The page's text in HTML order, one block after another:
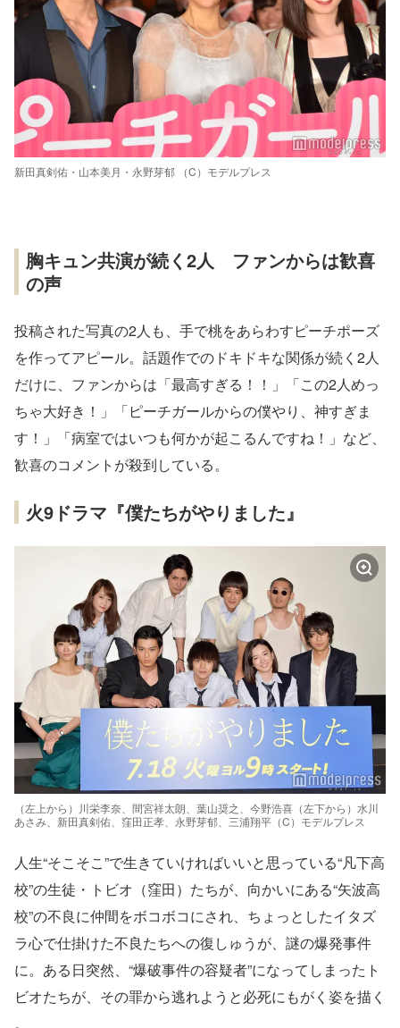
新田真剣佑・山本美月・永野芽郁 （C）モデルプレス
胸キュン共演が続く2人 ファンからは歓喜
の声
投稿された写真の2人も、手で桃をあらわすピーチポーズ
を作ってアピール。話題作でのドキドキな関係が続く2人
だけに、ファンからは「最高すぎる！！」「この2人めっ
ちゃ大好き！」「ピーチガールからの僕やり、神すぎま
す！」「病室ではいつも何かが起こるんですね！」など、
歓喜のコメントが殺到している。
火9ドラマ『僕たちがやりました』
（左上から）川栄李奈、間宮祥太朗、葉山奨之、今野浩喜（左下から）水川
あさみ、新田真剣佑、窪田正孝、永野芽郁、三浦翔平（C）モデルプレス
人生“そこそこ”で生きていければいいと思っている“凡下高
校”の生徒・トビオ（窪田）たちが、向かいにある“矢波高
校”の不良に仲間をボコボコにされ、ちょっとしたイタズ
ラ心で仕掛けた不良たちへの復しゅうが、謎の爆発事件
に。ある日突然、“爆破事件の容疑者”になってしまったト
ビオたちが、その罪から逃れようと必死にもがく姿を描く
。